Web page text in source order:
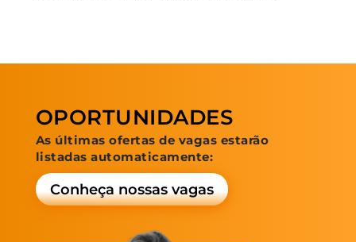
OPORTUNIDADES
As últimas ofertas de vagas estarão
listadas automaticamente:
Conheça nossas vagas